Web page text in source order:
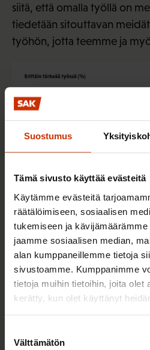
Suostumus
Tämä sivusto käyttää evästeitä
Käytämme evästeitä
räätälöimiseen, sosiaalisen
tukemiseen ja
jaamme sosiaalisen median,
alan kumppaneillemme tietoja
sivustoamme. Kumppanimme
tietoja muihin tietoihin, joita olet
kerätty, kun olet käyttänyt
valinta
Välttämätön
siitä, että omalla työllä on
tiedetään sitouttavan
työhön, jotta teemme ja
Hyvä työ luo vahvan
Asiat sujuvat ja hommat
paikoissa kavereita autetaan
puretaan yhteistyöllä.
uusia kehitetään ja niitä
työpaikoilla työpanosta,
raportointiin, koska